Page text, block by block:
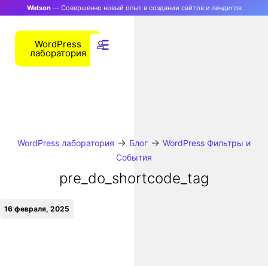
Watson— Совершенно новый опыт в создании сайтов и лендигов
WordPress
лаборатория
WordPress лаборатория → Блог → WordPress Фильтры и
События
pre_do_shortcode_tag
16 февраля, 2025